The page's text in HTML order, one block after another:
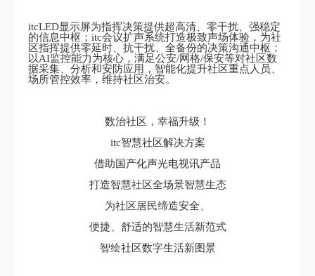
itcLED显示屏为指挥决策提供超高清、零干扰、强稳定
的信息中枢；itc会议扩声系统打造极致声场体验，为社
区指挥提供零延时、抗干扰、全备份的决策沟通中枢；
以AI监控能力为核心，满足公安/网格/保安等对社区数
据采集、分析和安防应用，智能化提升社区重点人员、
场所管控效率，维持社区治安。
数治社区，幸福升级！
itc智慧社区解决方案
借助国产化声光电视讯产品
打造智慧社区全场景智慧生态
为社区居民缔造安全、
便捷、舒适的智慧生活新范式
智绘社区数字生活新图景